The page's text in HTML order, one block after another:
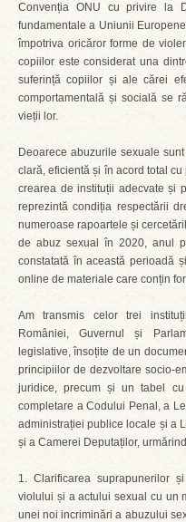
Convenția ONU cu privire la
fundamentale a Uniunii
împotriva oricăror forme de
copiilor este considerat una
suferință copiilor și ale cărei
comportamentală și socială se
vieții lor.
Deoarece abuzurile sexuale
clară, eficientă și în acord total
crearea de instituții adecvate și
reprezintă condiția respectării
numeroase rapoartele și
de abuz sexual în 2020, anul
constatată în această perioadă
online de materiale care conțin
Am transmis celor trei
României, Guvernul și
legislative, însoțite de un
principiilor de dezvoltare socio-
juridice, precum și un tabel
completare a Codului Penal, a
administrației publice locale și a
și a Camerei Deputaților,
1. Clarificarea suprapunerilor
violului și a actului sexual cu un
unei noi incriminări a abuzului